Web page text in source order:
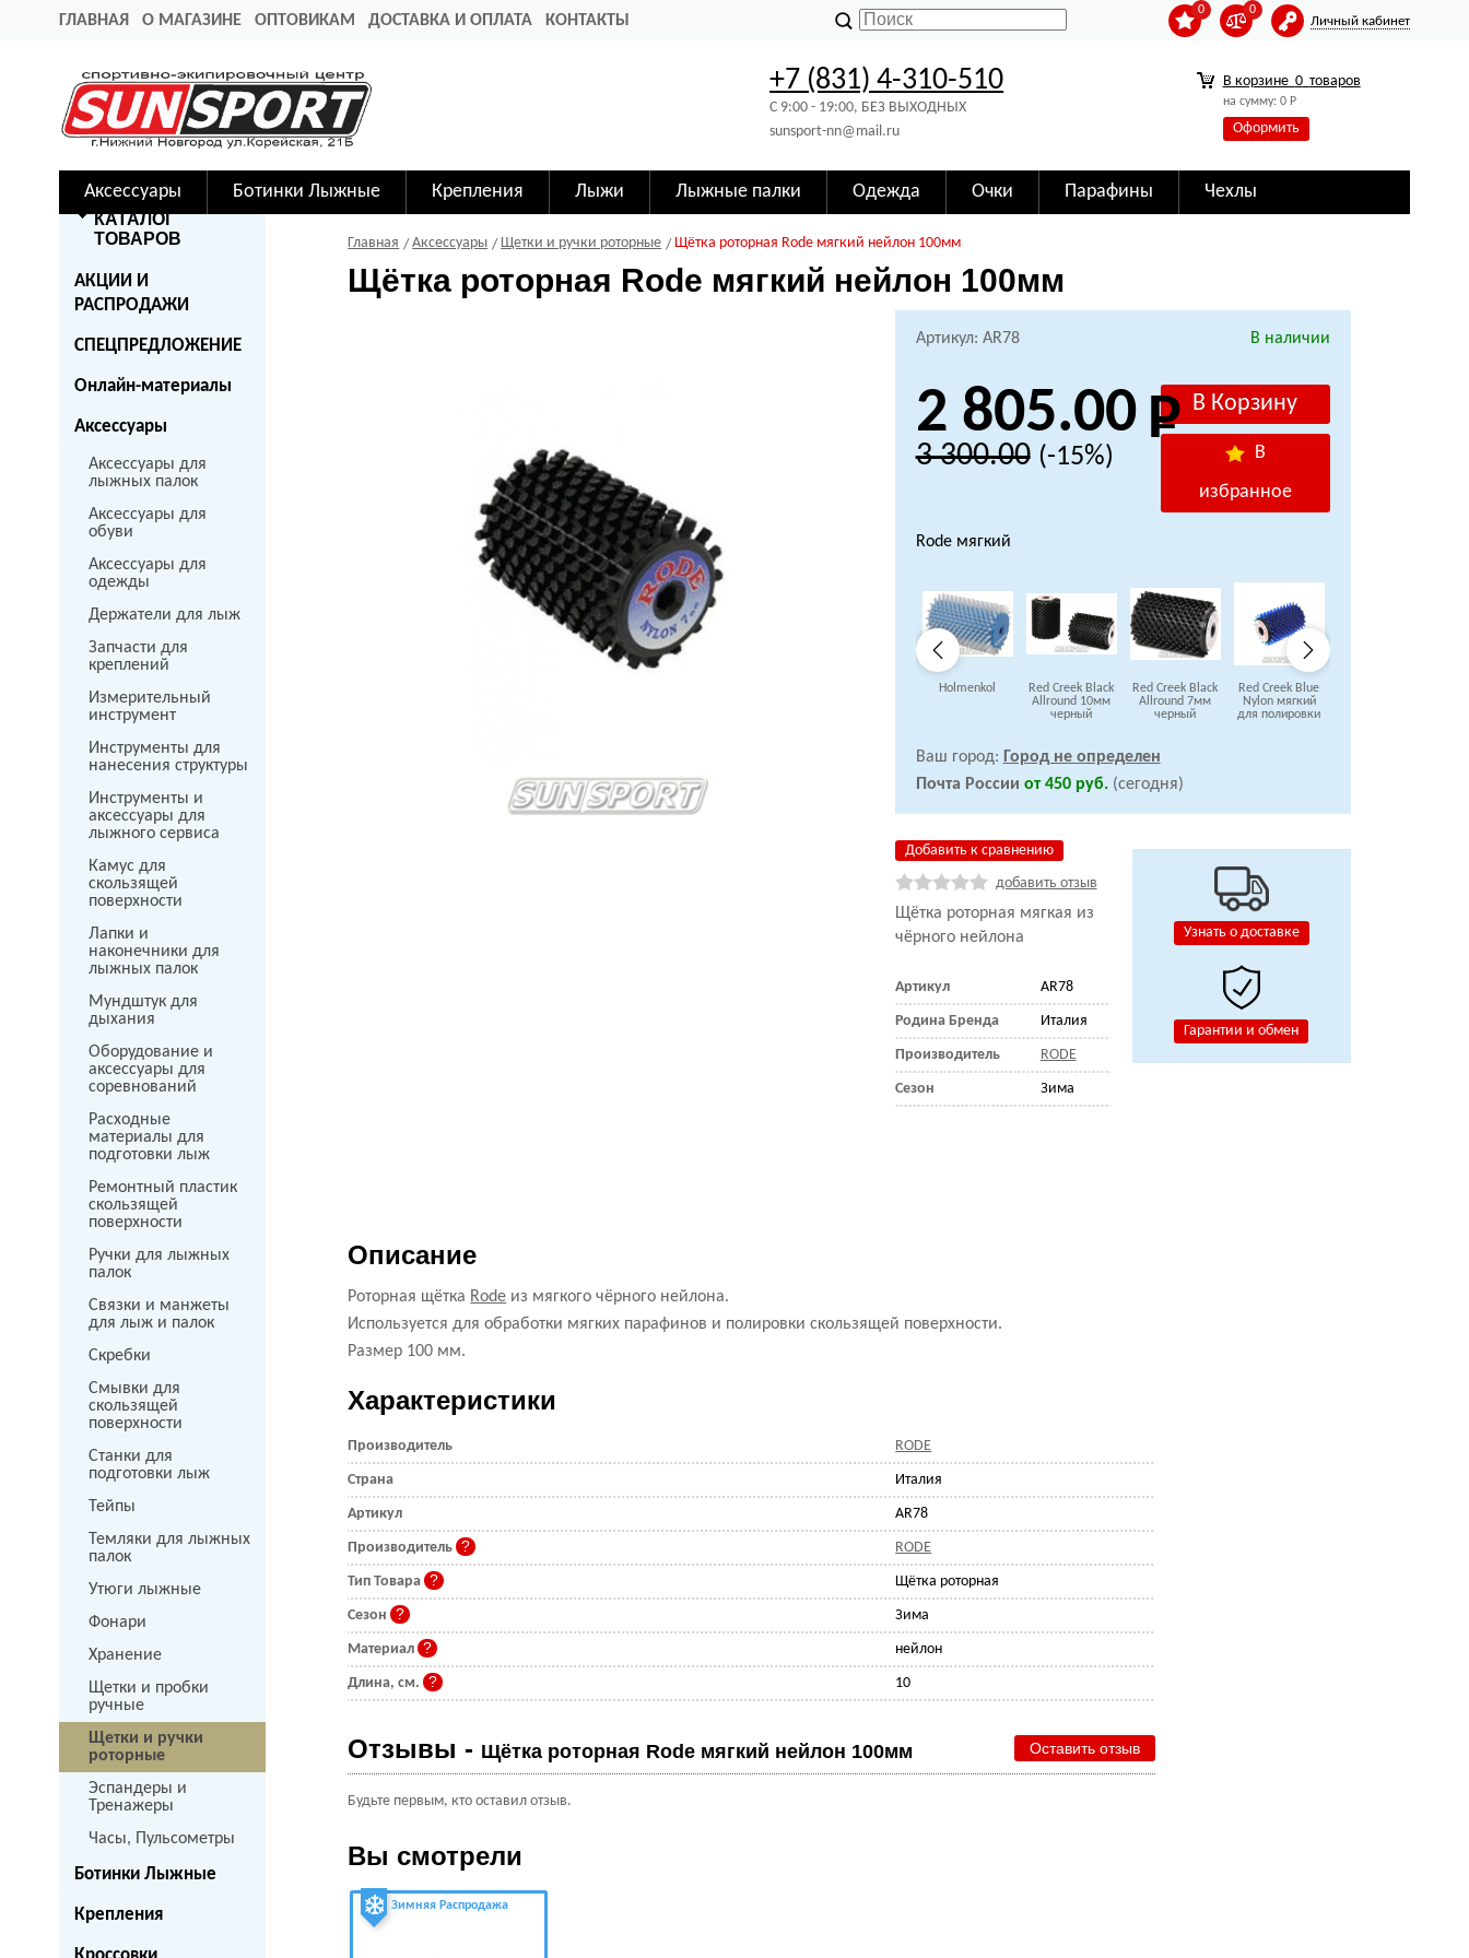
ГЛАВНАЯ О МАГАЗИНЕ ОПТОВИКАМ ДОСТАВКА И ОПЛАТА КОНТАКТЫ Личный кабинет
0
0
+7 (831) 4-310-510
C 9:00 - 19:00, БЕЗ ВЫХОДНЫХ
sunsport-nn@mail.ru
В корзине 0 товаров
на сумму: 0Р
Оформить
Аксессуары Ботинки Лыжные Крепления Лыжи Лыжные палки Одежда Очки Парафины Чехлы
КАТАЛОГ
ТОВАРОВ
АКЦИИ И
РАСПРОДАЖИ
СПЕЦПРЕДЛОЖЕНИЕ
Онлайн-материалы
Аксессуары
Аксессуары для
лыжных палок
Аксессуары для
обуви
Аксессуары для
одежды
Держатели для лыж
Запчасти для
креплений
Измерительный
инструмент
Инструменты для
нанесения структуры
Инструменты и
аксессуары для
лыжного сервиса
Камус для
скользящей
поверхности
Лапки и
наконечники для
лыжных палок
Мундштук для
дыхания
Оборудование и
аксессуары для
соревнований
Расходные
материалы для
подготовки лыж
Ремонтный пластик
скользящей
поверхности
Ручки для лыжных
палок
Связки и манжеты
для лыж и палок
Скребки
Смывки для
скользящей
поверхности
Станки для
подготовки лыж
Тейпы
Темляки для лыжных
палок
Утюги лыжные
Фонари
Хранение
Щетки и пробки
ручные
Щетки и ручки
роторные
Эспандеры и
Тренажеры
Часы, Пульсометры
Ботинки Лыжные
Крепления
Главная Аксессуары Щетки и ручки роторные Щётка роторная Rode мягкий нейлон 100мм
Щётка роторная Rode мягкий нейлон 100мм
Артикул: AR78 В наличии
2 805.00
3 300.00 (-15%)
В
избранное
Rode мягкий
Holmenkol
Red Creek Black
Allround 10мм
черный
Red Creek Black
Allround 7мм
черный
Red Creek Blue
Nylon мягкий
для полировки
Ваш город: Город не определен
Почта России от 450 руб. (сегодня)
Добавить к сравнению
добавить отзыв
Щётка роторная мягкая из
чёрного нейлона
Артикул AR78
Родина Бренда Италия
Производитель RODE
Сезон Зима
Узнать о доставке
Гарантии и обмен
Описание
Роторная щётка Rode из мягкого чёрного нейлона.
Используется для обработки мягких парафинов и полировки скользящей поверхности.
Размер 100 мм.
Характеристики
Производитель RODE
Страна Италия
Артикул AR78
Производитель RODE
Тип Товара Щётка роторная
Сезон Зима
Материал нейлон
Длина, см. 10
Отзывы - Щётка роторная Rode мягкий нейлон 100мм Оставить отзыв
Будьте первым, кто оставил отзыв.
Вы смотрели
Зимняя Распродажа